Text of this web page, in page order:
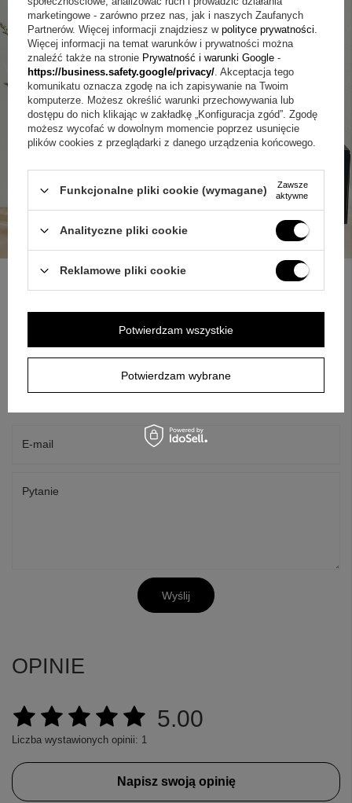
+1
Zobacz więcej
ZAPYTAJ O PRODUKT
swoje pytanie odnośnie tego produktu. Postaramy się odpowiedzieć tak
szybko jak tylko będzie to możliwe.Dane są przetwarzane zgodnie z
E-mail
Pytanie
Wyślij
OPINIE
5.00
Liczba wystawionych opinii: 1
Napisz swoją opinię
marketingowe - zarówno przez nas, jak i naszych Zaufanych
Partnerów. Więcej informacji znajdziesz w polityce prywatności.
Więcej informacji na temat warunków i prywatności można
znaleźć także na stronie Prywatność i warunki Google -
https://business.safety.google/privacy/. Akceptacja tego
komunikatu oznacza zgodę na ich zapisywanie na Twoim
komputerze. Możesz określić warunki przechowywania lub
dostępu do nich klikając w zakładkę „Konfiguracja zgód”. Zgodę
możesz wycofać w dowolnym momencie poprzez usunięcie
plików cookies z przeglądarki z danego urządzenia końcowego.
Funkcjonalne pliki cookie (wymagane)
Zawsze
aktywne
Analityczne pliki cookie
Reklamowe pliki cookie
Potwierdzam wybrane
Potwierdzam wszystkie